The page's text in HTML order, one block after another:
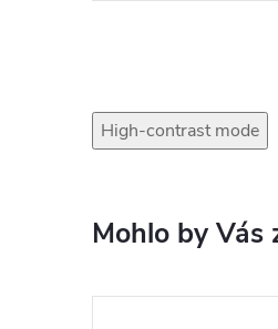
High-contrast mode
Mohlo by Vás